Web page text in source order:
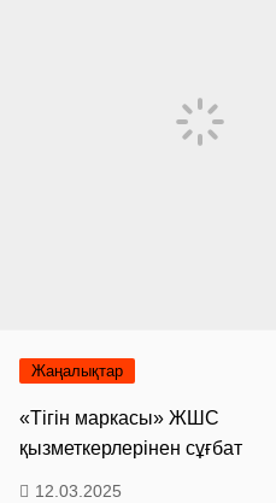
Жаңалықтар
«Тігін маркасы» ЖШС
қызметкерлерінен сұғбат
12.03.2025